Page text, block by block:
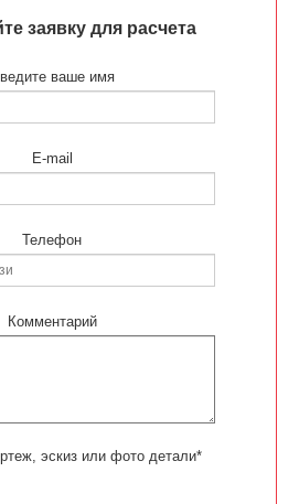
заявку для расчета
ваше имя
E-mail
Телефон
Комментарий
эскиз или фото детали*